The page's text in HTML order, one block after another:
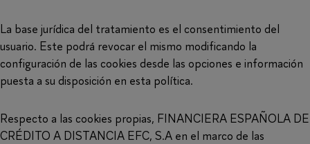
La base jurídica del tratamiento es el consentimiento del
usuario. Este podrá revocar el mismo modificando la
configuración de las cookies desde las opciones e información
puesta a su disposición en esta política.
Respecto a las cookies propias, FINANCIERA ESPAÑOLA DE
CRÉDITO A DISTANCIA EFC, S.A en el marco de las